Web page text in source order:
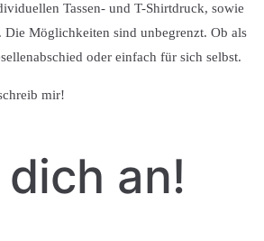
Tassen- und T-Shirtdruck, sowie
Die Möglichkeiten sind unbegrenzt. Ob als
oder einfach für sich selbst.
mir!
an!